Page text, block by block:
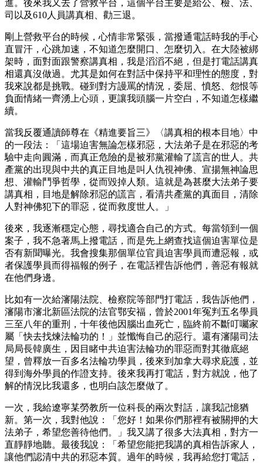
進。後來我又去了營救平台，這個平台主要是給公、檢、法、
司以及610人員講真相、勸三退。
剛上營救平台的時候，心情非常緊張，當撥通電話時我的手心
直冒汗，心跳加速，不知道怎麼開口、怎麼切入。在大陸被綁
架時，面對面跟警察講真相，我是滔滔不絕，但是打電話講真
相還真沒做過。尤其是如何在對話中保持平和理性的態度，對
我來說都是挑戰。碰到對方謾罵的情況，委屈、憤怒、怨恨等
負面情緒一齊湧上心頭，更讓我頭腦一片空白，不知道怎樣繼
續。
當我反覆通讀師尊在《精進要旨三》〈講真相的根本目地〉中
的一段法：「這場迫害無論怎樣邪惡，大法弟子是在邪惡的考
驗中走向圓滿，而真正危險的是被邪黨灌輸了謊言的世人。共
產黨的出現與中共的真正目地是叫人仇視神佛、宣揚無神論思
想、灌輸鬥爭哲學，從而毀掉人類。這就是為甚麼大法弟子要
講真相，目地是解除邪惡的謊言，看清共產黨的真面目，清除
人對神佛犯下的罪惡，從而救度世人。」
後來，我逐漸穩定心態，尋找適合自己的方式。每當領到一個
案子，我不急著馬上撥電話，而是先上網查找這個迫害單位是
否有新聞曝光。我會搜集那個單位官員迫害學員而遭惡報，或
者保護學員而得福報的例子，在電話裡告訴他們，善惡有報就
在他們身邊。
比如有一次給瀋陽法院、檢察院等部門打電話，我告訴他們，
瀋陽市瀋北新區法院的法官鄂安福，曾於2001年冤判五名學員
三至八年的重刑，十年後他因腦出血死亡，臨終前不斷叮囑家
屬「快去找煉法輪功的！」並懺悔自己的惡行。還有瀋陽司法
局局長韓廣生，因目睹中共迫害法輪功的罪惡而對其徹底絕
望，曾釋放一百多名法輪功學員，後來到加拿大尋求庇護，並
得到海外學員的作證支持。後來我再打電話，對方就說，他了
解的情況比我還多，也明白該怎麼做了。
一次，我給遼寧某勞教所一位科長的兩次對話，讓我記憶猶
新。第一次，我對他說：「您好！如果你們那裡有被關押的大
法弟子，希望您善待他們。」我又講了很多大法真相，對方一
直靜靜地聽。最後我說：「希望您能把我講的真相告訴家人，
讓他們認清中共的邪惡本質。過年的時候，我再給您打電話，